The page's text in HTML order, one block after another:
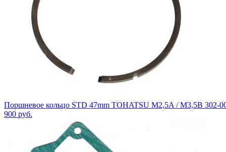
Поршневое кольцо STD 47mm TOHATSU M2,5A / M3,5B 302-
900 руб.